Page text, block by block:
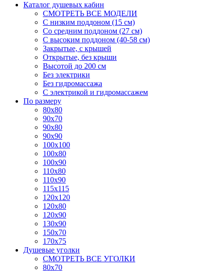
Каталог душевых кабин
СМОТРЕТЬ ВСЕ МОДЕЛИ
С низким поддоном (15 см)
Со средним поддоном (27 см)
С высоким поддоном (40-58 см)
Закрытые, с крышей
Открытые, без крыши
Высотой до 200 см
Без электрики
Без гидромассажа
С электрикой и гидромассажем
По размеру
80x80
90x70
90x80
90x90
100x100
100x80
100x90
110x80
110x90
115x115
120x120
120x80
120x90
130x90
150x70
170x75
Душевые уголки
СМОТРЕТЬ ВСЕ УГОЛКИ
80x70